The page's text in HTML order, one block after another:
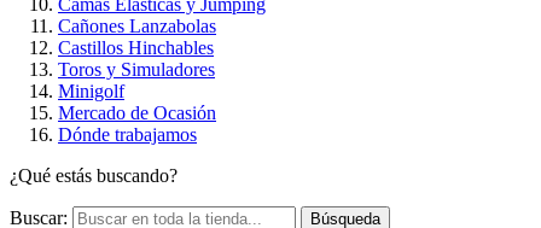
Camas Elásticas y Jumping
Cañones Lanzabolas
Castillos Hinchables
Toros y Simuladores
Minigolf
Mercado de Ocasión
Dónde trabajamos
¿Qué estás buscando?
Buscar: Búsqueda